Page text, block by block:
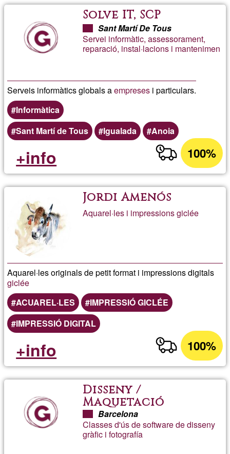
Solve IT, SCP
Sant Martí De Tous
Servei informàtic, assessorament,
reparació, instal·lacions i mantenimen
Serveis informàtics globals aempreses i particulars.
Informàtica
Sant Martí de Tous
Igualada Anoia
100%
+info
Jordi Amenós
Aquarel·les i impressions giclée
Aquarel·les originals de petit format i impressions digitals
giclée
ACUAREL·LES
IMPRESSIÓ GICLÉE
IMPRESSIÓ DIGITAL
100%
+info
Disseny /
Maquetació
Barcelona
Classes d'ús de software de disseny
gràfic i fotografía